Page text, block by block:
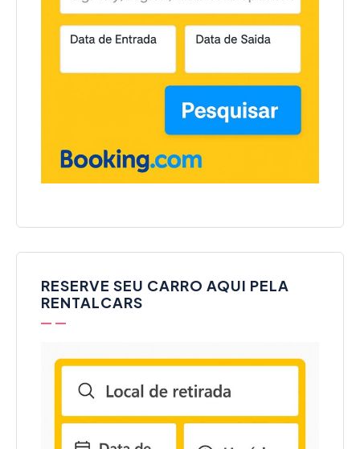
RESERVE SEU CARRO AQUI PELA
RENTALCARS